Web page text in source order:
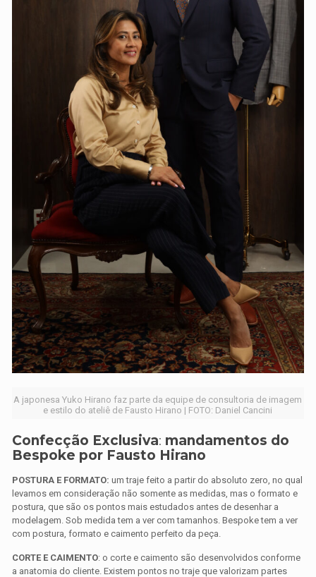
A japonesa Yuko Hirano faz parte da equipe de consultoria de imagem
e estilo do ateliê de Fausto Hirano | FOTO: Daniel Cancini
Confecção Exclusiva: mandamentos do
Bespoke por Fausto Hirano
POSTURA E FORMATO:um traje feito a partir do absoluto zero, no qual
levamos em consideração não somente as medidas, mas o formato e
postura, que são os pontos mais estudados antes de desenhar a
modelagem. Sob medida tem a ver com tamanhos. Bespoke tem a ver
com postura, formato e caimento perfeito da peça.
CORTE E CAIMENTO: o corte e caimento são desenvolvidos conforme
a anatomia do cliente. Existem pontos no traje que valorizam partes